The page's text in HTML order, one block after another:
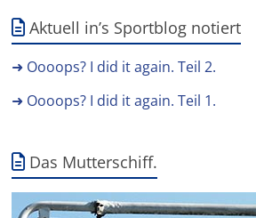
Aktuell in’s Sportblog notiert
➜ Oooops? I did it again. Teil 2.
➜ Oooops? I did it again. Teil 1.
Das Mutterschiff.